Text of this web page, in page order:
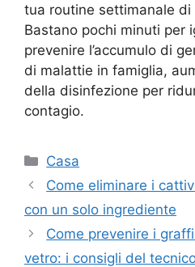
tua routine settimanale di
Bastano pochi minuti per
prevenire l’accumulo di
di malattie in famiglia,
della disinfezione per
contagio.
Categorie
Casa
Come eliminare i
con un solo ingrediente
Come prevenire i
vetro: i consigli del